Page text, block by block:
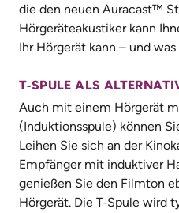
die den neuen Auracast™
Hörgeräteakustiker kann
Ihr Hörgerät kann – und
T‑SPULE ALS
Auch mit einem Hörgerät
(Induktionsspule) können
Leihen Sie sich an der
Empfänger mit induktiver
genießen Sie den Filmton
Hörgerät. Die T‑Spule wird